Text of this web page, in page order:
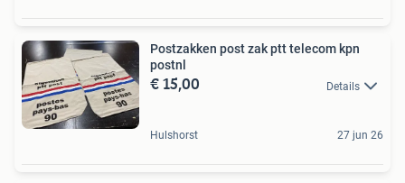
Postzakken post zak ptt telecom kpn
postnl
€ 15,00 Details
Hulshorst 27 jun 26